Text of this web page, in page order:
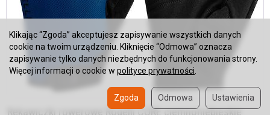
Rękawiczki rowerowe Rogelli CORE ciemnoniebieskie
Klikając “Zgoda” akceptujesz zapisywanie wszystkich danych
cookie na twoim urządzeniu. Kliknięcie “Odmowa” oznacza
zapisywanie tylko danych niezbędnych do funkcjonowania strony.
Więcej informacji o cookie w polityce prywatności
Ustawienia
Odmowa
Zgoda